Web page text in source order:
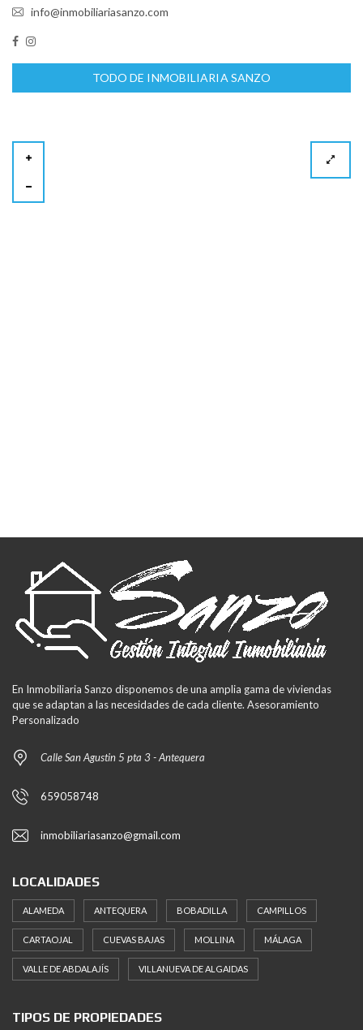
info@inmobiliariasanzo.com
TODO DE INMOBILIARIA SANZO
En Inmobiliaria Sanzo disponemos de una amplia gama de viviendas
que se adaptan a las necesidades de cada cliente. Asesoramiento
Personalizado
Calle San Agustin 5 pta 3 - Antequera
659058748
inmobiliariasanzo@gmail.com
LOCALIDADES
ALAMEDA ANTEQUERA BOBADILLA CAMPILLOS
CARTAOJAL CUEVAS BAJAS MOLLINA MÁLAGA
VALLE DE ABDALAJÍS VILLANUEVA DE ALGAIDAS
TIPOS DE PROPIEDADES